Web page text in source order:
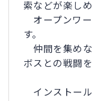
索などが楽し
オープンワー
す。
仲間を集め
ボスとの戦闘
インストー